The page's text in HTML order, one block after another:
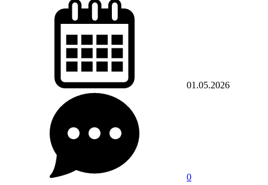
01.05.2026
0